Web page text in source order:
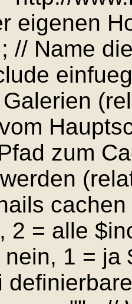
eigenen
// Name
zum
2 = alle
1 =